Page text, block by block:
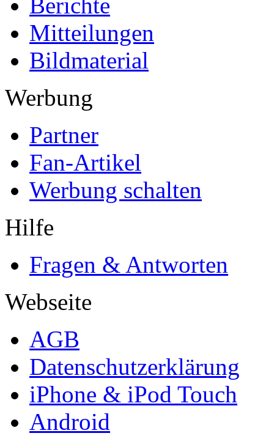
Mitteilungen
Bildmaterial
Werbung
Partner
Fan-Artikel
Werbung schalten
Hilfe
Fragen & Antworten
Webseite
AGB
Datenschutzerklärung
iPhone & iPod Touch
Android